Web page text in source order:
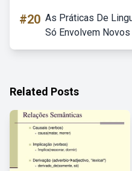
#20 As Práticas De
Só Envolvem Novos
Related Posts